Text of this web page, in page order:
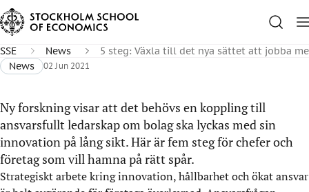
SSE News
5 steg: Växla till det nya sättet att jobba
News
02 Jun 2021
Ny forskning visar att det behövs en koppling till
ansvarsfullt ledarskap om bolag ska lyckas med sin
innovation på lång sikt. Här är fem steg för chefer och
företag som vill hamna på rätt spår.
Strategiskt arbete kring innovation, hållbarhet och ökat ansvar